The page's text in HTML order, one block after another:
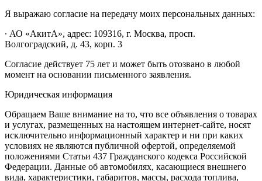
Я выражаю согласие на передачу моих персональных данных:
∙ АО «АкитА», адрес: 109316, г. Москва, просп.
Волгоградский, д. 43, корп. 3
Согласие действует 75 лет и может быть отозвано в любой
момент на основании письменного заявления.
Юридическая информация
Обращаем Ваше внимание на то, что все объявления о товарах
и услугах, размещенных на настоящем интернет-сайте, носят
исключительно информационный характер и ни при каких
условиях не являются публичной офертой, определяемой
положениями Статьи 437 Гражданского кодекса Российской
Федерации. Данные об автомобилях, касающиеся внешнего
вида, характеристики, габаритов, массы, расхода топлива,